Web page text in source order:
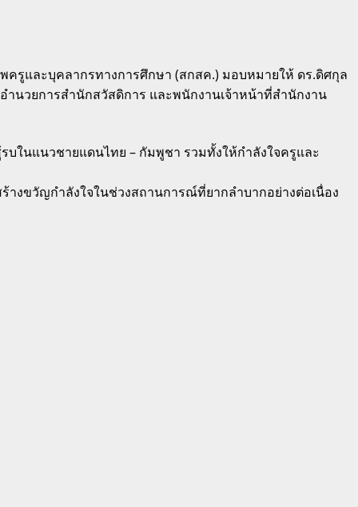
รูและบุคลากรทางการศึกษา (สกสค.) มอบหมายให้ ดร.ดิศกุล
นวยการสำนักสวัสดิการ และพนักงานเจ้าหน้าที่สำนักงาน
ในแนวชายแดนไทย – กัมพูชา รวมทั้งให้กำลังใจครูและ
งขวัญกำลังใจในช่วงสถานการณ์ที่ยากลำบากอย่างต่อเนื่อง